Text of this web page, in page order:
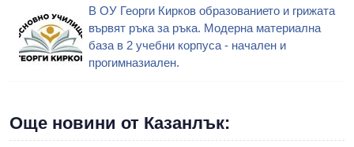
В ОУ Георги Кирков образованието и грижата
вървят ръка за ръка. Модерна материална
база в 2 учебни корпуса - начален и
прогимназиален.
Още новини от Казанлък: